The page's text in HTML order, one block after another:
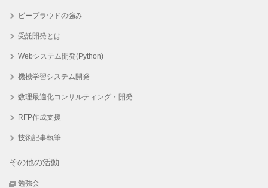
ビープラウドの強み
受託開発とは
Webシステム開発(Python)
機械学習システム開発
数理最適化コンサルティング・開発
RFP作成支援
技術記事執筆
その他の活動
勉強会